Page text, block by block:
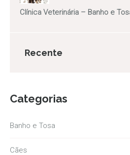
Clínica Veterinária – Banho e
Recente
Categorias
Banho e Tosa
Cães